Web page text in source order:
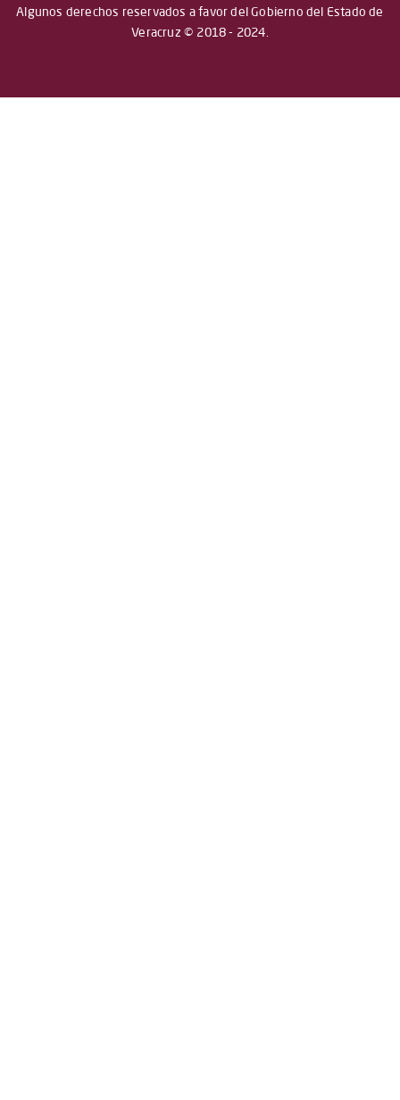
Algunos derechos reservados a favor del Gobierno del Estado de
Veracruz © 2018 - 2024.